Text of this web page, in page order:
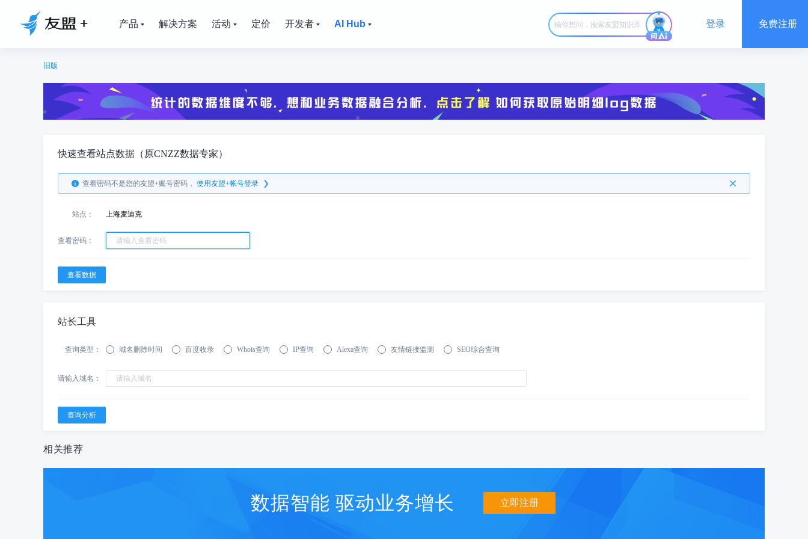
产品 解决方案 活动 定价 开发者 AI Hub 登录 免费注册
旧版
快速查看站点数据（原CNZZ数据专家）
查看密码不是您的友盟+账号密码， 使用友盟+帐号登录
站点： 上海麦迪克
查看密码：
站长工具
查询类型： 域名删除时间 百度收录 Whois查询 IP查询 Alexa查询 友情链接监测 SEO综合查询
请输入域名：
相关推荐
数据智能 驱动业务增长 立即注册